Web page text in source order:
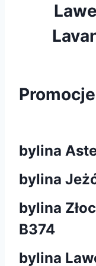
bylina
bylina
bylina
B374
bylina